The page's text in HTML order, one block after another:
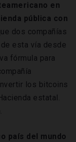
en
pública con
dos compañías
esta vía desde
fórmula para
los bitcoins
estatal.
país del mundo